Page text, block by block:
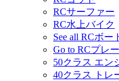
RCサーファー
RC水上バイク
See all RCボー
Go to RCプレ
50クラス エン
40クラス トレ